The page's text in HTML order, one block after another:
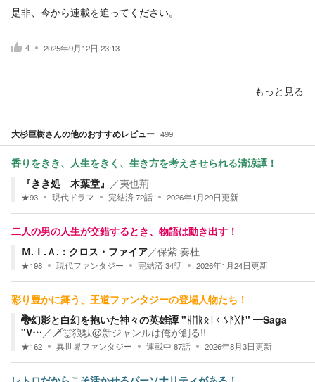
是非、今から連載を追ってください。
4 2025年9月12日 23:13
もっと見る
大杉巨樹さんの他のおすすめレビュー 499
香りをきき、人生をきく、生き方を考えさせられる清涼譚！
『きき処 木葉堂』 ／夷也荊
★93 現代ドラマ 完結済72話 2026年1月29日更新
二人の男の人生が交錯するとき、物語は動き出す！
Ｍ.Ｉ.Ａ.：クロス・ファイア／保紫 奏杜
★198 現代ファンタジー 完結済34話 2026年1月24日更新
彩り豊かに舞う、王道ファンタジーの登場人物たち！
🐉幻影と白幻を抱いた神々の英雄譚 "ᚺᛖᚱᛟᛁᚲ ᛊᚨᚷᚨ" —Saga
"V… ／ 🗡🐺狼駄@新ジャンルは俺が創る!!
★162 異世界ファンタジー 連載中 87話 2026年8月3日更新